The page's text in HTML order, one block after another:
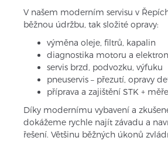
V našem moderním servisu v
běžnou údržbu, tak složité opravy:
výměna oleje, filtrů, kapalin
diagnostika motoru a
servis brzd, podvozku, výfuku
pneuservis – přezutí, opravy
příprava a zajištění STK +
Díky modernímu vybavení a
dokážeme rychle najít závadu a
řešení. Většinu běžných úkonů